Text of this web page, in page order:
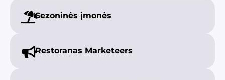
Sezoninės įmonės
Restoranas Marketeers